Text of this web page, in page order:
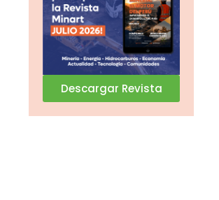
Descargar Revista